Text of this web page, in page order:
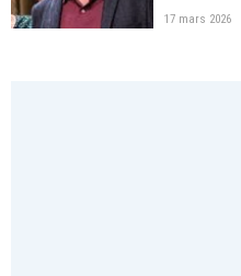
17 mars 2026